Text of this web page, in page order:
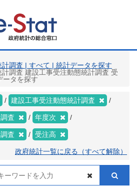
調査 | すべて | 統計データを探す
調査 建設工事受注動態統計調査 受
ータを探す
建設工事受注動態統計調査
査 年度次
査 受注高
政府統計一覧に戻る（すべて解除）